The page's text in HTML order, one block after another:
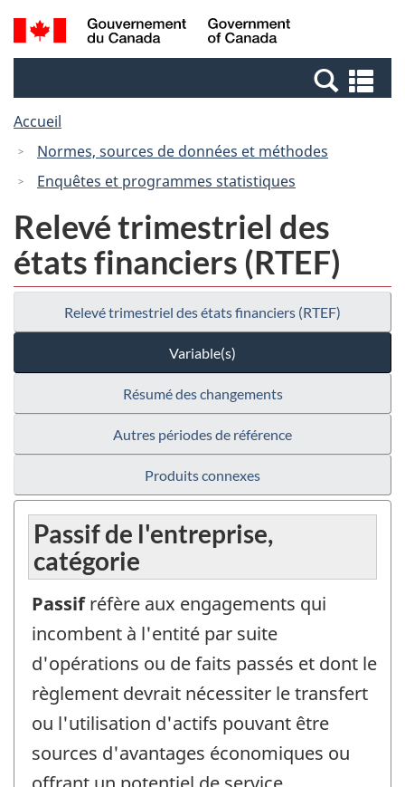
Passer
au
Passer
à
Canada
Recherche
et
et
Accueil
Normes, sources de données et méthodes
Enquêtes et programmes statistiques
Relevé trimestriel des
états financiers (RTEF)
Relevé trimestriel des états financiers (RTEF)
Variable(s)
Résumé des changements
Autres périodes de référence
Produits connexes
Passif de l'entreprise,
catégorie
Passifréfère aux engagements qui
incombent à l'entité par suite
d'opérations ou de faits passés et dont le
règlement devrait nécessiter le transfert
ou l'utilisation d'actifs pouvant être
sources d'avantages économiques ou